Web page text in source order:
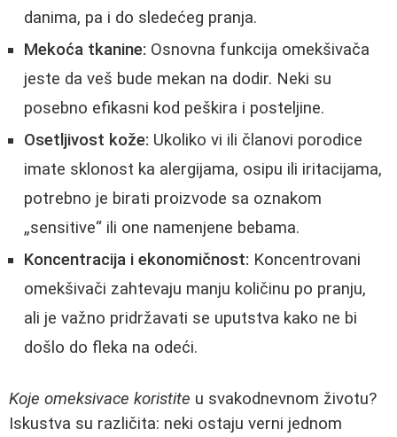
danima, pa i do sledećeg pranja.
Mekoća tkanine: Osnovna funkcija omekšivača
jeste da veš bude mekan na dodir. Neki su
posebno efikasni kod peškira i posteljine.
Osetljivost kože: Ukoliko vi ili članovi porodice
imate sklonost ka alergijama, osipu ili iritacijama,
potrebno je birati proizvode sa oznakom
„sensitive“ ili one namenjene bebama.
Koncentracija i ekonomičnost: Koncentrovani
omekšivači zahtevaju manju količinu po pranju,
ali je važno pridržavati se uputstva kako ne bi
došlo do fleka na odeći.
Koje omeksivace koristite u svakodnevnom životu?
Iskustva su različita: neki ostaju verni jednom